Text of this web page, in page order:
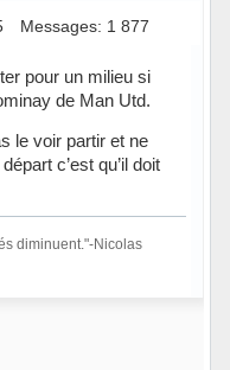
Messages: 1 877
pour un milieu si
de Man Utd.
le voir partir et ne
c’est qu’il doit
diminuent."-Nicolas